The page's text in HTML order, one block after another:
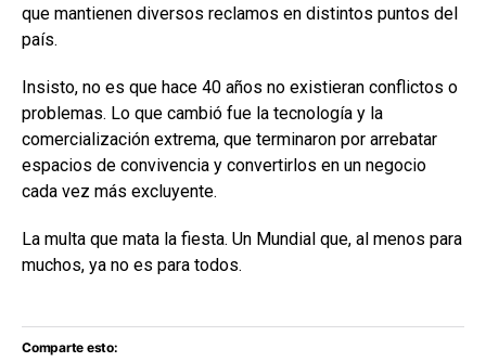
que mantienen diversos reclamos en distintos puntos del
país.
Insisto, no es que hace 40 años no existieran conflictos o
problemas. Lo que cambió fue la tecnología y la
comercialización extrema, que terminaron por arrebatar
espacios de convivencia y convertirlos en un negocio
cada vez más excluyente.
La multa que mata la fiesta. Un Mundial que, al menos para
muchos, ya no es para todos.
Comparte esto: